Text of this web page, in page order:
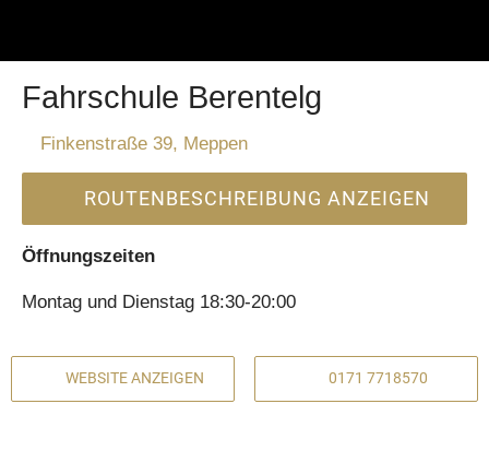
Fahrschule Berentelg
Finkenstraße 39, Meppen
ROUTENBESCHREIBUNG ANZEIGEN
Öffnungszeiten
Montag und Dienstag 18:30-20:00
WEBSITE ANZEIGEN 0171 7718570